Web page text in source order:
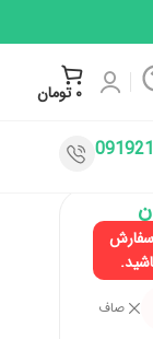
۰ تومان
سفارش
صاف